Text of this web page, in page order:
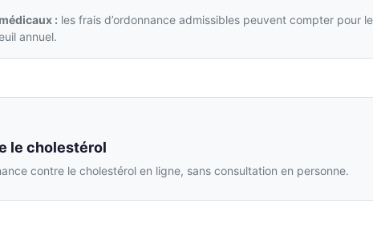
: les frais d’ordonnance admissibles peuvent compter pour
annuel.
le cholestérol
contre le cholestérol en ligne, sans consultation en personne.